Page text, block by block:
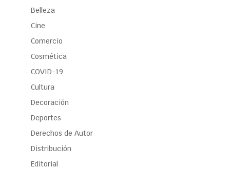
Belleza
Cine
Comercio
Cosmética
COVID-19
Cultura
Decoración
Deportes
Derechos de Autor
Distribución
Editorial